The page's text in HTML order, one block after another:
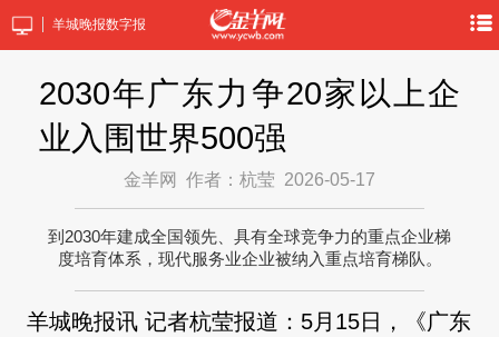
羊城晚报数字报
2030年广东力争20家以上企
业入围世界500强
金羊网 作者：杭莹 2026-05-17
到2030年建成全国领先、具有全球竞争力的重点企业梯
度培育体系，现代服务业企业被纳入重点培育梯队。
羊城晚报讯 记者杭莹报道：5月15日，《广东